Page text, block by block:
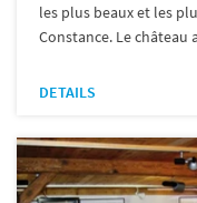
les plus beaux et les
Constance. Le
DETAILS